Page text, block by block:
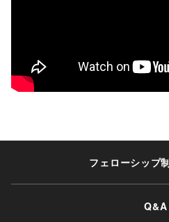
フェローシップ
Q&A